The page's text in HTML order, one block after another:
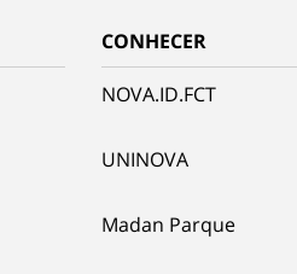
CONHECER
NOVA.ID.FCT
UNINOVA
Madan Parque